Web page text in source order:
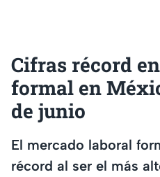
Cifras récord
formal en
de junio
El mercado laboral
récord al ser el más